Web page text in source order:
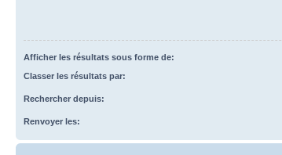
Afficher les résultats sous forme de:
Classer les résultats par:
Rechercher depuis:
Renvoyer les: